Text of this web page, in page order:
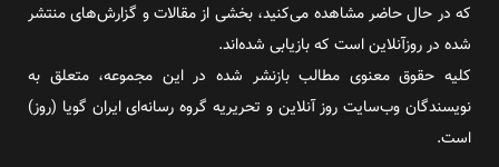
که در حال حاضر مشاهده می‌کنید، بخشی از مقالات و گزارش‌های منتشر
شده در روزآنلاین است که بازیابی شده‌اند.
کلیه حقوق معنوی مطالب بازنشر شده در این مجموعه، متعلق به
نویسندگان وب‌سایت روز آنلاین و تحریریه گروه رسانه‌ای ایران گویا (روز)
است.